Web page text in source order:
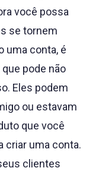
você possa
se tornem
uma conta, é
pode não
Eles podem
ou estavam
que você
criar uma conta.
clientes